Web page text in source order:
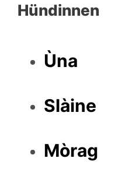
Hündinnen
Ùna
Slàine
Mòrag